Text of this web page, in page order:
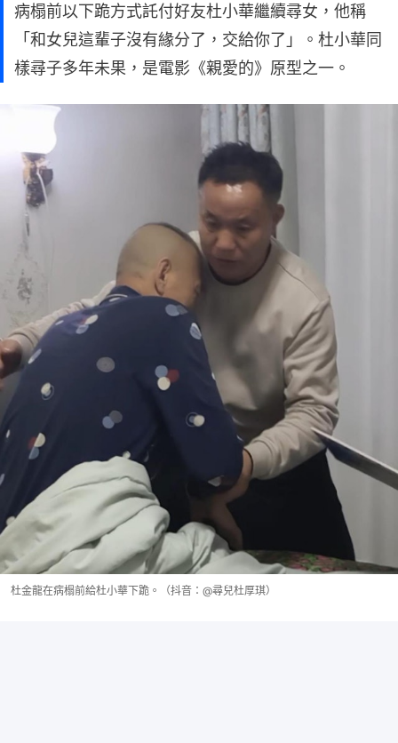
病榻前以下跪方式託付好友杜小華繼續尋女，他稱
「和女兒這輩子沒有緣分了，交給你了」。杜小華同
樣尋子多年未果，是電影《親愛的》原型之一。
杜金龍在病榻前給杜小華下跪。（抖音：@尋兒杜厚琪）